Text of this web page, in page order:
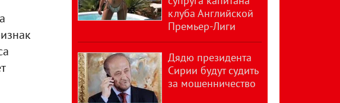
клуба Английской
Премьер-Лиги
Дядю президента
Сирии будут судить
за мошенничество